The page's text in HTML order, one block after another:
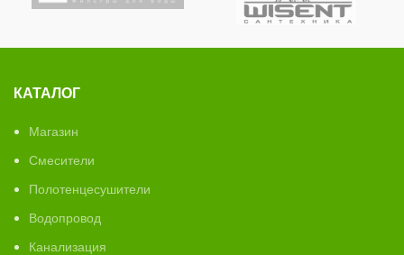
КАТАЛОГ
Магазин
Смесители
Полотенцесушители
Водопровод
Канализация